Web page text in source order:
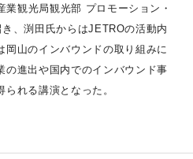
観光局観光部 プロモーション・
、渕田氏からはJETROの活動内
岡山のインバウンドの取り組みに
の進出や国内でのインバウンド事
れる講演となった。